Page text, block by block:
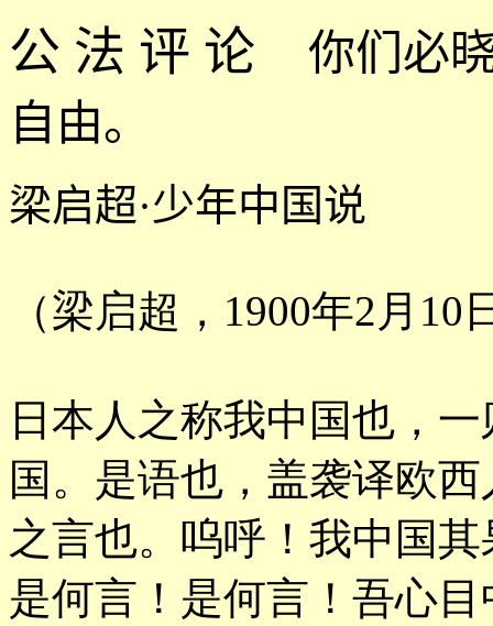
公 法 评 论
你们必
自由。
梁启超·少年中国说
（梁启超，1900年2月10
日本人之称我中国也，
国。是语也，盖袭译欧西
之言也。呜呼！我中国
是何言！是何言！吾心目